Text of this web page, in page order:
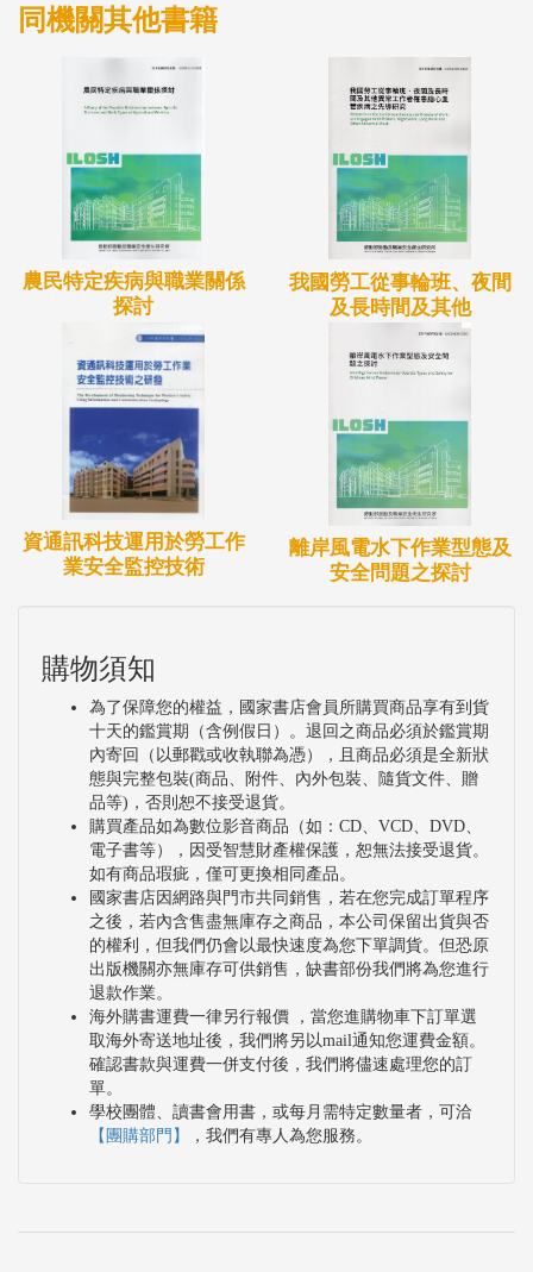
保護型、控制點火源保護型及浸入液體保護型等3
殼保護型之構造；（3）美國、日本未有類似歐盟之
非電氣類防爆設備構造標準，但大陸已有類似歐盟系
列標準；（4）歐盟EN 1755對防爆堆高機之構造標準
有詳細之規定，但EN 14992-2對捲揚機之防爆規定，
只說明爆炸危險場所危害源方面之原則性規定與相關
參考標準。
另本計畫亦彙整歐盟非電氣類防爆設備及美國危險場
所堆高機之選用相關技術資料，並建立非電氣類防爆
設備之選用技術指引（基本上以歐盟EN規範為
主），以提供事業單位選用與勞動檢查單位檢查之參
同機關其他書籍
農民特定疾病與職業關係
探討
我國勞工從事輪班、夜間
及長時間及其他
資通訊科技運用於勞工作
業安全監控技術
離岸風電水下作業型態及
安全問題之探討
購物須知
為了保障您的權益，國家書店會員所購買商品享有到貨
十天的鑑賞期（含例假日）。退回之商品必須於鑑賞期
內寄回（以郵戳或收執聯為憑），且商品必須是全新狀
態與完整包裝(商品、附件、內外包裝、隨貨文件、贈
品等)，否則恕不接受退貨。
購買產品如為數位影音商品（如：CD、VCD、DVD、
電子書等），因受智慧財產權保護，恕無法接受退貨。
如有商品瑕疵，僅可更換相同產品。
國家書店因網路與門市共同銷售，若在您完成訂單程序
之後，若內含售盡無庫存之商品，本公司保留出貨與否
的權利，但我們仍會以最快速度為您下單調貨。但恐原
出版機關亦無庫存可供銷售，缺書部份我們將為您進行
退款作業。
海外購書運費一律另行報價 ，當您進購物車下訂單選
取海外寄送地址後，我們將另以mail通知您運費金額。
確認書款與運費一併支付後，我們將儘速處理您的訂
單。
學校團體、讀書會用書，或每月需特定數量者，可洽
【團購部門】
，我們有專人為您服務。